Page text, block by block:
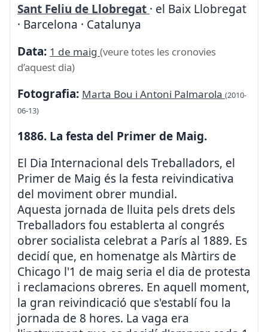
Sant Feliu de Llobregat · el Baix Llobregat
· Barcelona · Catalunya
Data: 1 de maig (veure totes les cronovies
d’aquest dia)
Fotografia: Marta Bou i Antoni Palmarola (2010-
06-13)
1886. La festa del Primer de Maig.
El Dia Internacional dels Treballadors, el
Primer de Maig és la festa reivindicativa
del moviment obrer mundial.
Aquesta jornada de lluita pels drets dels
Treballadors fou establerta al congrés
obrer socialista celebrat a París al 1889. Es
decidí que, en homenatge als Màrtirs de
Chicago l'1 de maig seria el dia de protesta
i reclamacions obreres. En aquell moment,
la gran reivindicació que s'establí fou la
jornada de 8 hores. La vaga era